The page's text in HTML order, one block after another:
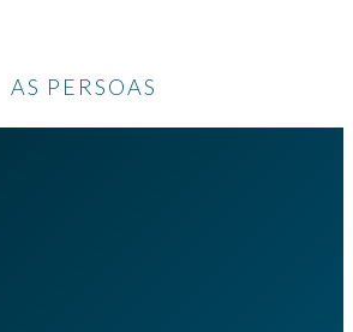
AS PERSOAS